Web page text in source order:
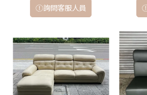
詢問客服人員